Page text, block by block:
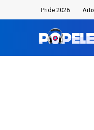
Pride 2026